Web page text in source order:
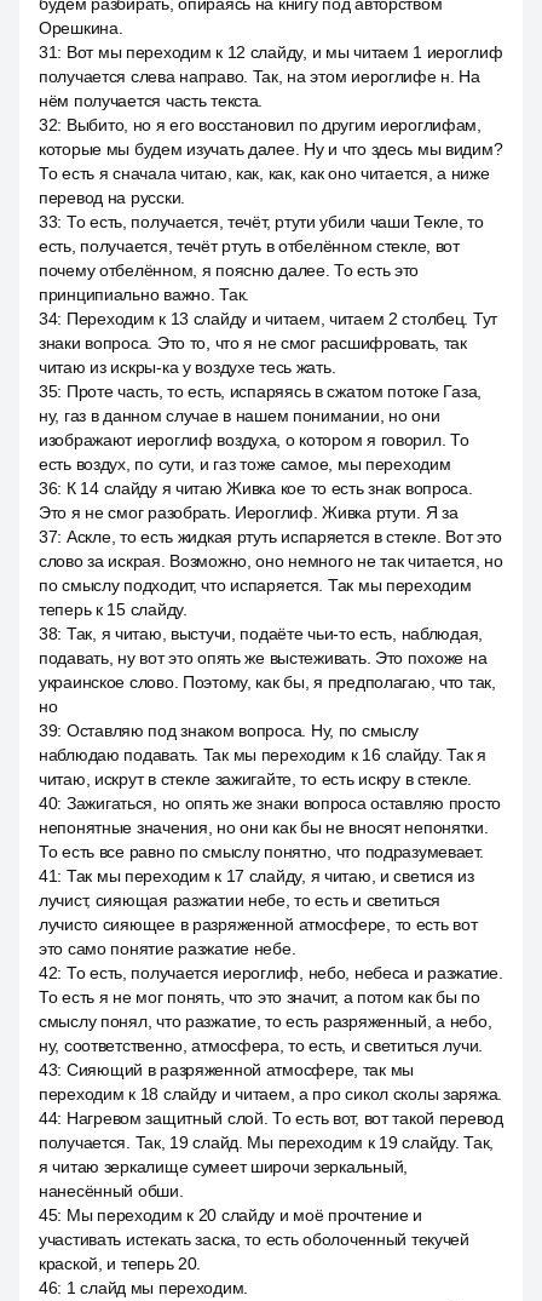
Орешкина.
31: Вот мы переходим к 12 слайду, и мы читаем 1 иероглиф
получается слева направо. Так, на этом иероглифе н. На
нём получается часть текста.
32: Выбито, но я его восстановил по другим иероглифам,
которые мы будем изучать далее. Ну и что здесь мы видим?
То есть я сначала читаю, как, как, как оно читается, а ниже
перевод на русски.
33: То есть, получается, течёт, ртути убили чаши Текле, то
есть, получается, течёт ртуть в отбелённом стекле, вот
почему отбелённом, я поясню далее. То есть это
принципиально важно. Так.
34: Переходим к 13 слайду и читаем, читаем 2 столбец. Тут
знаки вопроса. Это то, что я не смог расшифровать, так
читаю из искры-ка у воздухе тесь жать.
35: Проте часть, то есть, испаряясь в сжатом потоке Газа,
ну, газ в данном случае в нашем понимании, но они
изображают иероглиф воздуха, о котором я говорил. То
есть воздух, по сути, и газ тоже самое, мы переходим
36: К 14 слайду я читаю Живка кое то есть знак вопроса.
Это я не смог разобрать. Иероглиф. Живка ртути. Я за
37: Аскле, то есть жидкая ртуть испаряется в стекле. Вот это
слово за искрая. Возможно, оно немного не так читается, но
по смыслу подходит, что испаряется. Так мы переходим
теперь к 15 слайду.
38: Так, я читаю, выстучи, подаёте чьи-то есть, наблюдая,
подавать, ну вот это опять же выстеживать. Это похоже на
украинское слово. Поэтому, как бы, я предполагаю, что так,
но
39: Оставляю под знаком вопроса. Ну, по смыслу
наблюдаю подавать. Так мы переходим к 16 слайду. Так я
читаю, искрут в стекле зажигайте, то есть искру в стекле.
40: Зажигаться, но опять же знаки вопроса оставляю просто
непонятные значения, но они как бы не вносят непонятки.
То есть все равно по смыслу понятно, что подразумевает.
41: Так мы переходим к 17 слайду, я читаю, и светися из
лучист, сияющая разжатии небе, то есть и светиться
лучисто сияющее в разряженной атмосфере, то есть вот
это само понятие разжатие небе.
42: То есть, получается иероглиф, небо, небеса и разжатие.
То есть я не мог понять, что это значит, а потом как бы по
смыслу понял, что разжатие, то есть разряженный, а небо,
ну, соответственно, атмосфера, то есть, и светиться лучи.
43: Сияющий в разряженной атмосфере, так мы
переходим к 18 слайду и читаем, а про сикол сколы заряжа.
44: Нагревом защитный слой. То есть вот, вот такой перевод
получается. Так, 19 слайд. Мы переходим к 19 слайду. Так,
я читаю зеркалище сумеет широчи зеркальный,
нанесённый обши.
45: Мы переходим к 20 слайду и моё прочтение и
участивать истекать заска, то есть оболоченный текучей
краской, и теперь 20.
46: 1 слайд мы переходим.